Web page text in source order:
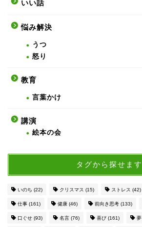
いい話
悩み解決
うつ
怒り
教育
言葉かけ
講演
絵本の会
タグから探せます
いのち (22) クリスマス (15) ストレス (42)
仕事 (161) 健康 (46) 前向き思考 (133)
口ぐせ (93) 名言 (76) 喜び (161) 夢